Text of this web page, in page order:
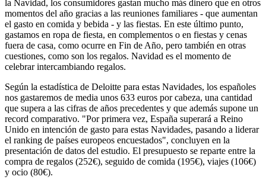
la Navidad, los consumidores gastan mucho más dinero que en otros
momentos del año gracias a las reuniones familiares - que aumentan
el gasto en comida y bebida - y las fiestas. En este último punto,
gastamos en ropa de fiesta, en complementos o en fiestas y cenas
fuera de casa, como ocurre en Fin de Año, pero también en otras
cuestiones, como son los regalos. Navidad es el momento de
celebrar intercambiando regalos.
Según la estadística de Deloitte para estas Navidades, los españoles
nos gastaremos de media unos 633 euros por cabeza, una cantidad
que supera a las cifras de años precedentes y que además supone un
record comparativo. "Por primera vez, España superará a Reino
Unido en intención de gasto para estas Navidades, pasando a liderar
el ranking de países europeos encuestados", concluyen en la
presentación de datos del estudio. El presupuesto se reparte entre la
compra de regalos (252€), seguido de comida (195€), viajes (106€)
y ocio (80€).